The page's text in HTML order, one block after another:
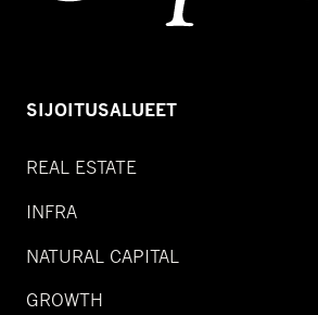
SIJOITUSALUEET
REAL ESTATE
INFRA
NATURAL CAPITAL
GROWTH